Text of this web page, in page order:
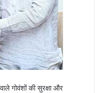
गोवंशों की सुरक्षा और